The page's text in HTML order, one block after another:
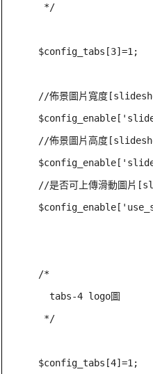
*/
$config_tabs[3]=1;
//佈景圖片寬度
//佈景圖片高度
//是否可上傳滑動圖片
/*
  tabs-4 logo圖
*/
$config_tabs[4]=1;